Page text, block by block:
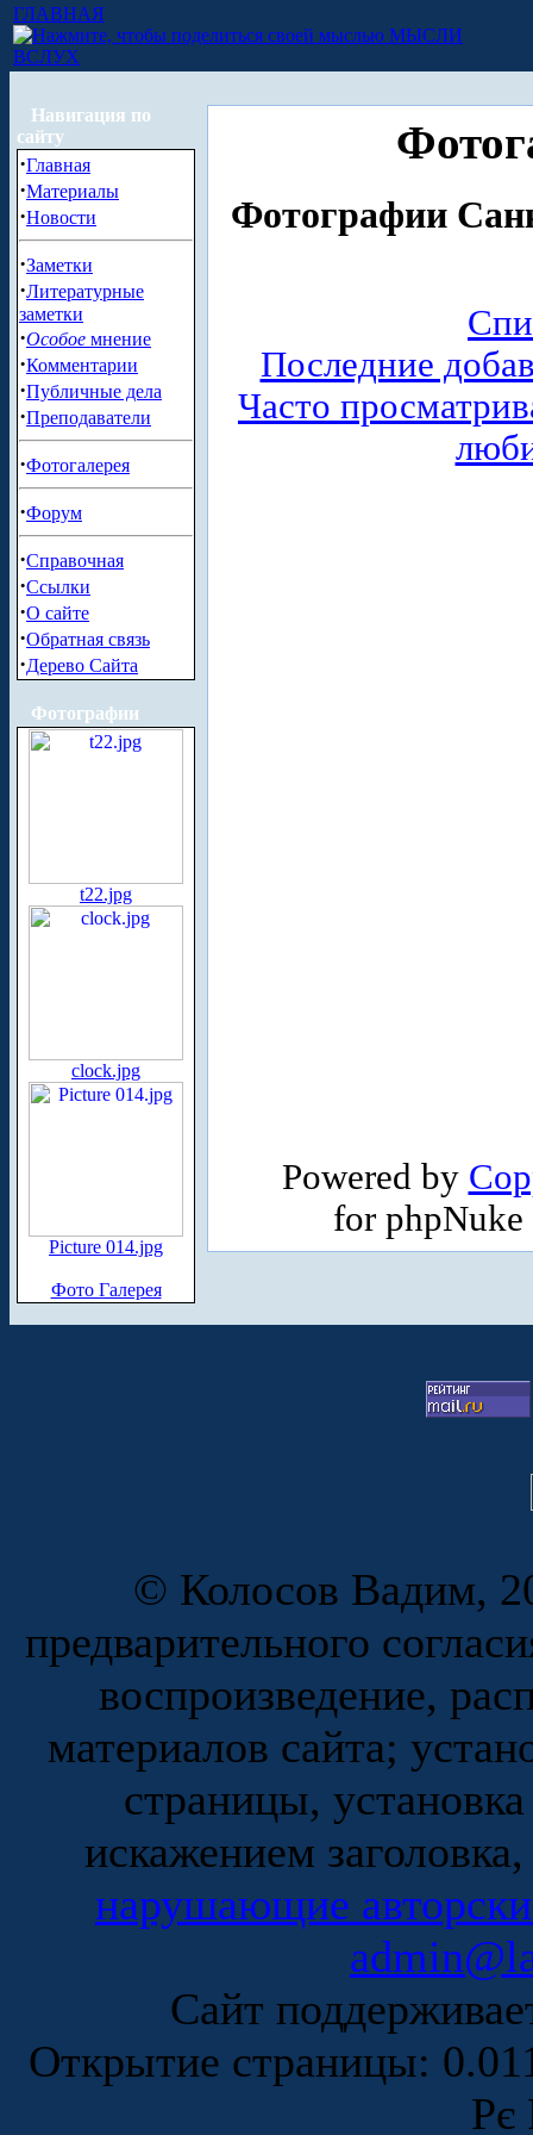
ГЛАВНАЯ
МЫСЛИ
ВСЛУХ
Навигация по
сайту
·Главная
·Материалы
·Новости
·Заметки
·Литературные
заметки
·Особое мнение
·Комментарии
·Публичные дела
·Преподаватели
·Фотогалерея
·Форум
·Справочная
·Ссылки
·О сайте
·Обратная связь
·Дерево Сайта
Фотографии
t22.jpg
clock.jpg
Picture 014.jpg
Фото Галерея
Фотографии
Последние
Часто
Powered by
for
© Колосов Вадим,
предварительного
воспроизведение,
материалов сайта;
страницы,
искажением
нарушающие
Сайт
Открытие страницы:
Рє